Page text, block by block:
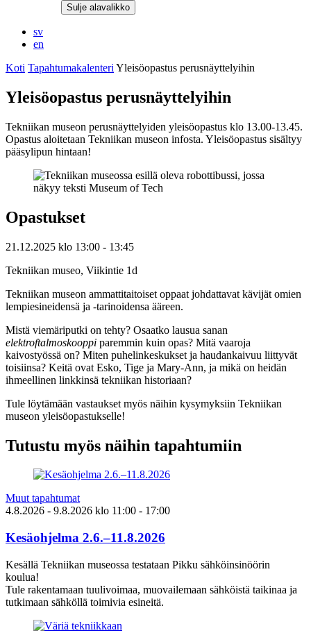
Sulje alavalikko
sv
en
Koti Tapahtumakalenteri Yleisöopastus perusnäyttelyihin
Yleisöopastus perusnäyttelyihin
Tekniikan museon perusnäyttelyiden yleisöopastus klo 13.00-13.45.
Opastus aloitetaan Tekniikan museon infosta. Yleisöopastus sisältyy
pääsylipun hintaan!
Opastukset
21.12.2025 klo 13:00 - 13:45
Tekniikan museo, Viikintie 1d
Tekniikan museon ammattitaitoiset oppaat johdattavat kävijät omien
lempiesineidensä ja -tarinoidensa ääreen.
Mistä viemäriputki on tehty? Osaatko lausua sanan
elektroftalmoskooppi paremmin kuin opas? Mitä vaaroja
kaivostyössä on? Miten puhelinkeskukset ja haudankaivuu liittyvät
toisiinsa? Keitä ovat Esko, Tige ja Mary-Ann, ja mikä on heidän
ihmeellinen linkkinsä tekniikan historiaan?
Tule löytämään vastaukset myös näihin kysymyksiin Tekniikan
museon yleisöopastukselle!
Tutustu myös näihin tapahtumiin
Muut tapahtumat
4.8.2026 - 9.8.2026 klo 11:00 - 17:00
Kesäohjelma 2.6.–11.8.2026
Kesällä Tekniikan museossa testataan Pikku sähköinsinöörin
koulua!
Tule rakentamaan tuulivoimaa, muovailemaan sähköistä taikinaa ja
tutkimaan sähköllä toimivia esineitä.